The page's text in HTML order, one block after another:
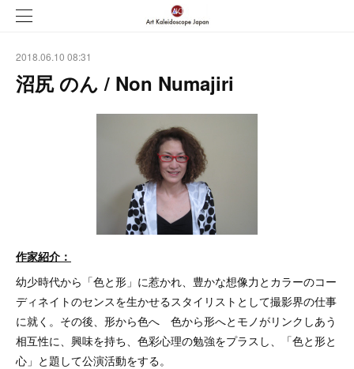
2018.06.10 08:31
沼尻 のん / Non Numajiri
作家紹介：
幼少時代から「色と形」に惹かれ、豊かな想像力とカラーのコー
ディネイトのセンスを生かせるスタイリストとして撮影界の仕事
に就く。その後、形から色へ 色から形へとモノがリンクしあう
相互性に、興味を持ち、色彩心理の勉強をプラスし、「色と形と
心」と題して公演活動をする。